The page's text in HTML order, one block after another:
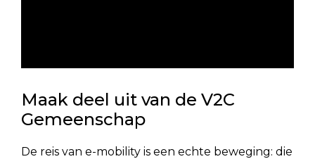
Maak deel uit van de V2C
Gemeenschap
De reis van e-mobility is een echte beweging: die